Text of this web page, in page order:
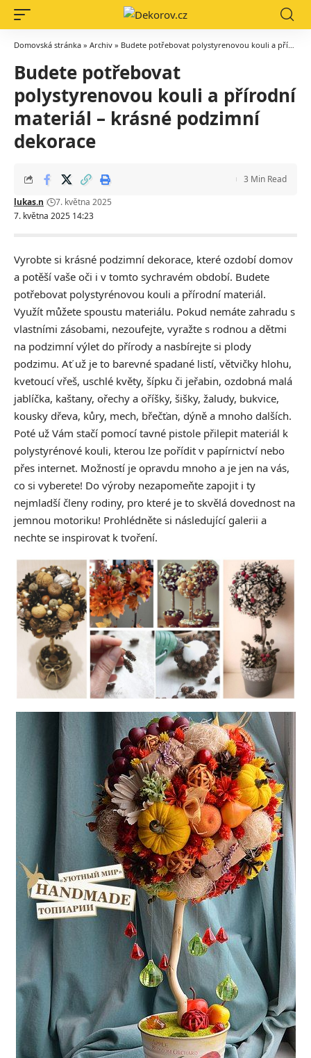
Domovská stránka » Archiv » Budete potřebovat polystyrenovou kouli a přírodní materiál – krásné podzimní dekorace
Budete potřebovat
polystyrenovou kouli a přírodní
materiál – krásné podzimní
dekorace
7. května 2025 14:23
lukas.n 7. května 2025
3 Min Read
Vyrobte si krásné podzimní dekorace, které ozdobí domov
a potěší vaše oči i v tomto sychravém období. Budete
potřebovat polystyrénovou kouli a přírodní materiál.
Využít můžete spoustu materiálu. Pokud nemáte zahradu s
vlastními zásobami, nezoufejte, vyražte s rodnou a dětmi
na podzimní výlet do přírody a nasbírejte si plody
podzimu. Ať už je to barevné spadané listí, větvičky hlohu,
kvetoucí vřeš, uschlé květy, šípku či jeřabin, ozdobná malá
jablíčka, kaštany, ořechy a oříšky, šišky, žaludy, bukvice,
kousky dřeva, kůry, mech, břečťan, dýně a mnoho dalších.
Poté už Vám stačí pomocí tavné pistole přilepit materiál k
polystyrénové kouli, kterou lze pořídit v papírnictví nebo
přes internet. Možností je opravdu mnoho a je jen na vás,
co si vyberete! Do výroby nezapomeňte zapojit i ty
nejmladší členy rodiny, pro které je to skvělá dovednost na
jemnou motoriku! Prohlédněte si následující galerii a
nechte se inspirovat k tvoření.